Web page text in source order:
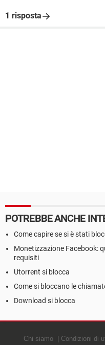
1 risposta
POTREBBE ANCHE
Come capire se si è stati
Monetizzazione Facebook:
requisiti
Utorrent si blocca
Come si bloccano le
Download si blocca
Chi siamo Condizioni di